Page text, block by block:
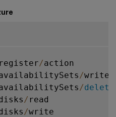
register/action
/write
/delete
/ read
/write